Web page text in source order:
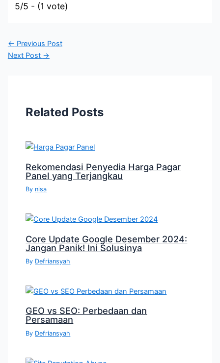
5/5 - (1 vote)
← Previous Post
Next Post →
Related Posts
Rekomendasi Penyedia Harga Pagar
Panel yang Terjangkau
By nisa
Core Update Google Desember 2024:
Jangan Panik! Ini Solusinya
By Defriansyah
GEO vs SEO: Perbedaan dan
Persamaan
By Defriansyah